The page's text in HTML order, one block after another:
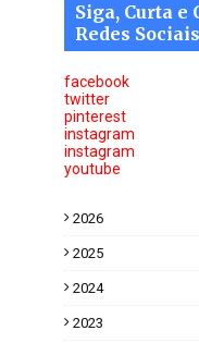
Siga, Curta
Redes Sociais
facebook
twitter
pinterest
instagram
instagram
youtube
2026
2025
2024
2023